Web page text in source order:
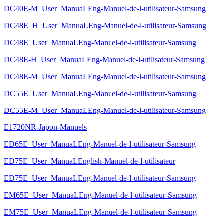
DC40E-M_User_ManuaLEng-Manuel-de-l-utilisateur-Samsung
DC48E_H_User_ManuaLEng-Manuel-de-l-utilisateur-Samsung
DC48E_User_ManuaLEng-Manuel-de-l-utilisateur-Samsung
DC48E-H_User_ManuaLEng-Manuel-de-l-utilisateur-Samsung
DC48E-M_User_ManuaLEng-Manuel-de-l-utilisateur-Samsung
DC55E_User_ManuaLEng-Manuel-de-l-utilisateur-Samsung
DC55E-M_User_ManuaLEng-Manuel-de-l-utilisateur-Samsung
E1720NR-Japon-Manuels
ED65E_User_ManuaLEng-Manuel-de-l-utilisateur-Samsung
ED75E_User_ManuaLEnglish-Manuel-de-l-utilisateur
ED75E_User_ManuaLEng-Manuel-de-l-utilisateur-Samsung
EM65E_User_ManuaLEng-Manuel-de-l-utilisateur-Samsung
EM75E_User_ManuaLEng-Manuel-de-l-utilisateur-Samsung